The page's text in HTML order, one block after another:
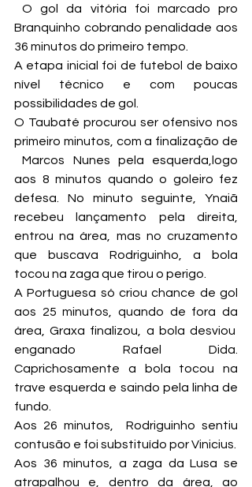
O gol da vitória foi marcado pro
Branquinho cobrando penalidade aos
36 minutos do primeiro tempo.
A etapa inicial foi de futebol de baixo
nível técnico e com poucas
possibilidades de gol.
O Taubaté procurou ser ofensivo nos
primeiro minutos, com a finalização de
Marcos Nunes pela esquerda,logo
aos 8 minutos quando o goleiro fez
defesa. No minuto seguinte, Ynaiã
recebeu lançamento pela direita,
entrou na área, mas no cruzamento
que buscava Rodriguinho, a bola
tocou na zaga que tirou o perigo.
A Portuguesa só criou chance de gol
aos 25 minutos, quando de fora da
área, Graxa finalizou, a bola desviou
enganado Rafael Dida.
Caprichosamente a bola tocou na
trave esquerda e saindo pela linha de
fundo.
Aos 26 minutos,  Rodriguinho sentiu
contusão e foi substituído por Vinicius.
Aos 36 minutos, a zaga da Lusa se
atrapalhou e, dentro da área, ao